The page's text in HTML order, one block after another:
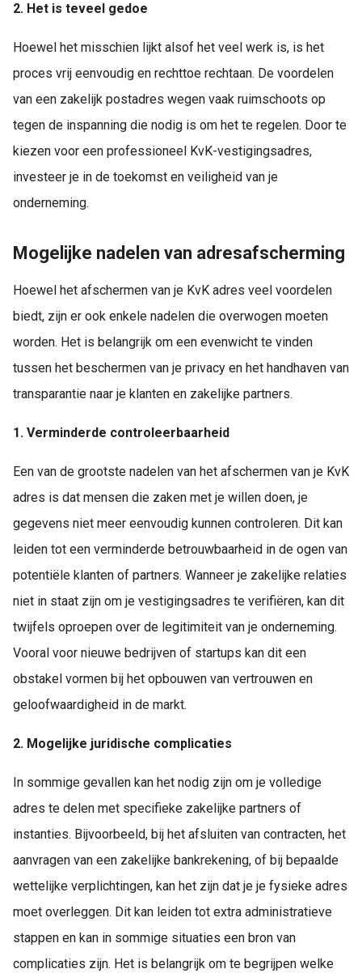
2. Het is teveel gedoe
Hoewel het misschien lijkt alsof het veel werk is, is het
proces vrij eenvoudig en rechttoe rechtaan. De voordelen
van een zakelijk postadres wegen vaak ruimschoots op
tegen de inspanning die nodig is om het te regelen. Door te
kiezen voor een professioneel KvK-vestigingsadres,
investeer je in de toekomst en veiligheid van je
onderneming.
Mogelijke nadelen van adresafscherming
Hoewel het afschermen van je KvK adres veel voordelen
biedt, zijn er ook enkele nadelen die overwogen moeten
worden. Het is belangrijk om een evenwicht te vinden
tussen het beschermen van je privacy en het handhaven van
transparantie naar je klanten en zakelijke partners.
1. Verminderde controleerbaarheid
Een van de grootste nadelen van het afschermen van je KvK
adres is dat mensen die zaken met je willen doen, je
gegevens niet meer eenvoudig kunnen controleren. Dit kan
leiden tot een verminderde betrouwbaarheid in de ogen van
potentiële klanten of partners. Wanneer je zakelijke relaties
niet in staat zijn om je vestigingsadres te verifiëren, kan dit
twijfels oproepen over de legitimiteit van je onderneming.
Vooral voor nieuwe bedrijven of startups kan dit een
obstakel vormen bij het opbouwen van vertrouwen en
geloofwaardigheid in de markt.
2. Mogelijke juridische complicaties
In sommige gevallen kan het nodig zijn om je volledige
adres te delen met specifieke zakelijke partners of
instanties. Bijvoorbeeld, bij het afsluiten van contracten, het
aanvragen van een zakelijke bankrekening, of bij bepaalde
wettelijke verplichtingen, kan het zijn dat je je fysieke adres
moet overleggen. Dit kan leiden tot extra administratieve
stappen en kan in sommige situaties een bron van
complicaties zijn. Het is belangrijk om te begrijpen welke